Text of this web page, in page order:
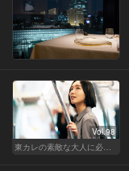
Vol.98
東カレの素敵な大人に必要なこと